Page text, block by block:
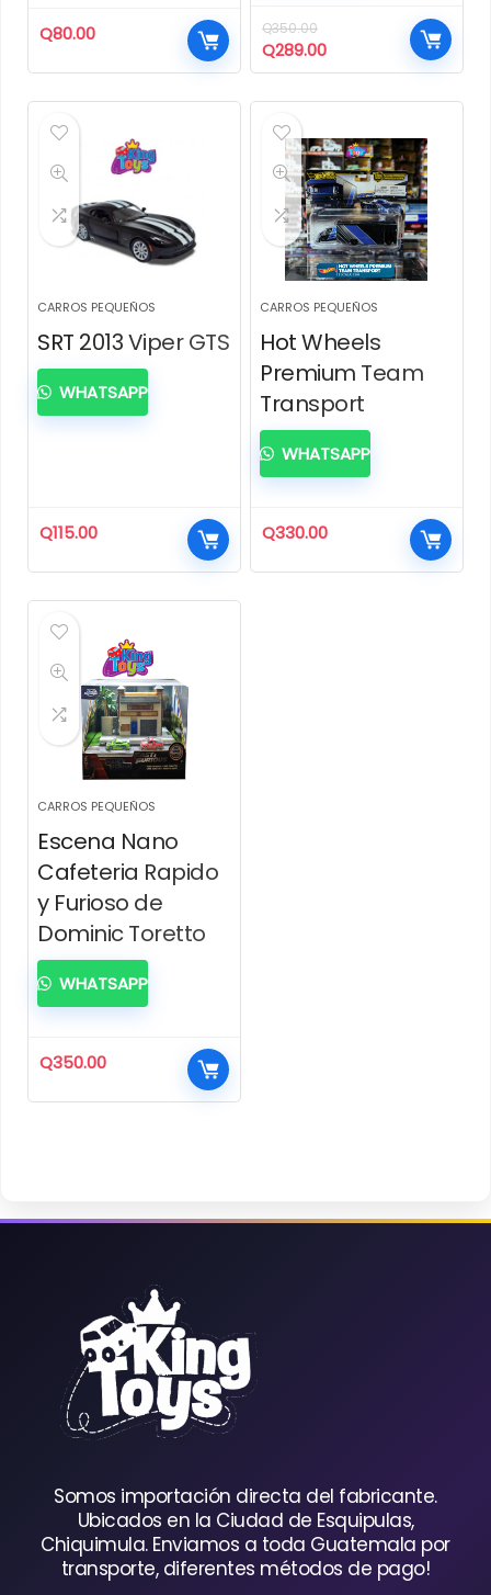
Q80.00 Q350.00
El
precio
Q350.00.
Q289.00El
precio
Q289.00.
CARROS PEQUEÑOS
SRT 2013 Viper GTS
Q115.00
WHATSAPP
CARROS PEQUEÑOS
Hot Wheels
Premium Team
Transport
Q330.00
WHATSAPP
CARROS PEQUEÑOS
Escena Nano
Cafeteria Rapido
y Furioso de
Dominic Toretto
Q350.00
WHATSAPP
Somos importación directa del fabricante.
Ubicados en la Ciudad de Esquipulas,
Chiquimula. Enviamos a toda Guatemala por
transporte, diferentes métodos de pago!